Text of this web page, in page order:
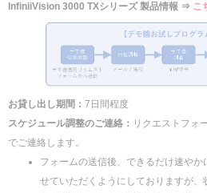
InfiniiVision 3000 TXシリーズ 製品情報 ⇒ こ
お貸し出し期間： 7日間程度
スケジュール調整のご連絡： リクエストフォ
でご連絡します。
フォームの送信後、できるだけ速や
せていただくようにしておりますが